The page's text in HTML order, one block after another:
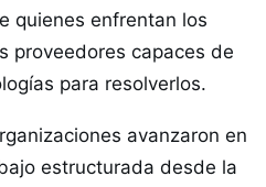
quienes enfrentan los
proveedores capaces de
para resolverlos.
avanzaron en
estructurada desde la